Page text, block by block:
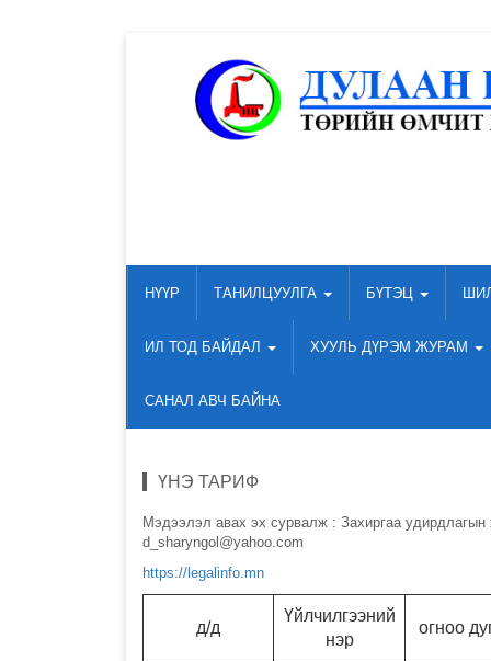
НҮҮР ТАНИЛЦУУЛГА БҮТЭЦ
ИЛ ТОД БАЙДАЛ ХУУЛЬ ДҮРЭМ ЖУРАМ
САНАЛ АВЧ БАЙНА
ҮНЭ ТАРИФ
Мэдээлэл авах эх сурвалж : Захиргаа
d_sharyngol@yahoo.com
https://legalinfo.mn
д/д
Үйлчилгээний
нэр
огноо